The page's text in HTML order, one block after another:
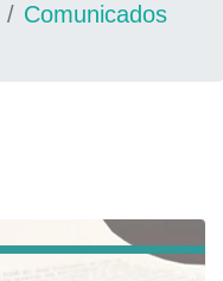
Comunicados